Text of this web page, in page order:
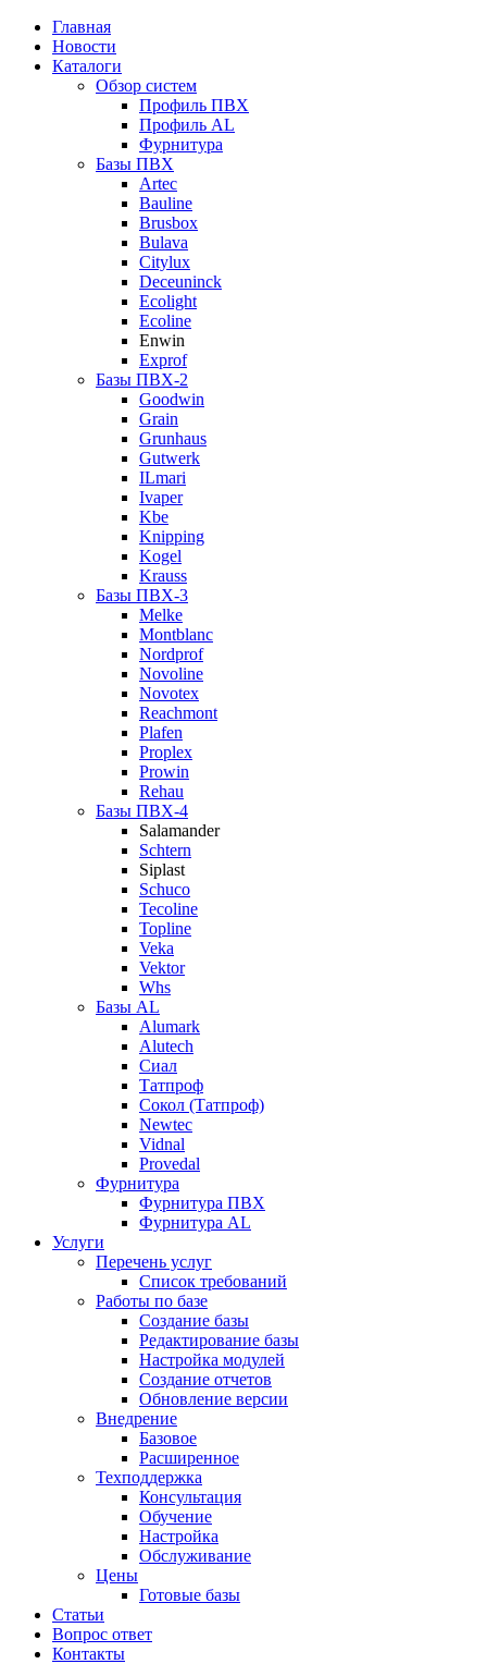
Главная
Новости
Каталоги
Обзор систем
Профиль ПВХ
Профиль AL
Фурнитура
Базы ПВХ
Artec
Bauline
Brusbox
Bulava
Citylux
Deceuninck
Ecolight
Ecoline
Enwin
Exprof
Базы ПВХ-2
Goodwin
Grain
Grunhaus
Gutwerk
ILmari
Ivaper
Kbe
Knipping
Kogel
Krauss
Базы ПВХ-3
Melke
Montblanc
Nordprof
Novoline
Novotex
Reachmont
Plafen
Proplex
Prowin
Rehau
Базы ПВХ-4
Salamander
Schtern
Siplast
Schuco
Tecoline
Topline
Veka
Vektor
Whs
Базы AL
Alumark
Alutech
Сиал
Tатпроф
Сокол (Татпроф)
Newtec
Vidnal
Provedal
Фурнитура
Фурнитура ПВХ
Фурнитура AL
Услуги
Перечень услуг
Список требований
Работы по базе
Создание базы
Редактирование базы
Настройка модулей
Создание отчетов
Обновление версии
Внедрение
Базовое
Расширенное
Техподдержка
Консультация
Обучение
Настройка
Обслуживание
Цены
Готовые базы
Статьи
Вопрос ответ
Контакты